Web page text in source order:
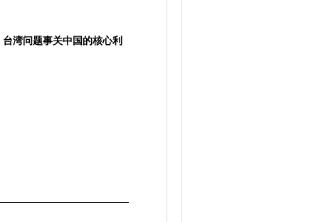
台湾问题事关中国的核心利